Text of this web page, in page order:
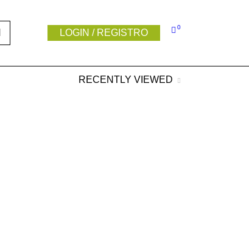
0
LOGIN / REGISTRO
RECENTLY VIEWED